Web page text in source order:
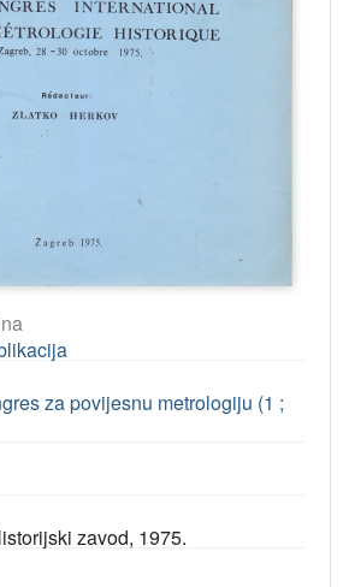
za povijesnu metrologiju (1 ;
zavod, 1975.